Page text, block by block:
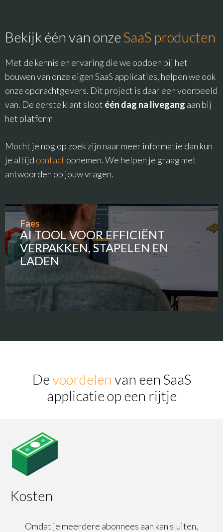
Bekijk één van onze SaaS producten
Met de kennis en ervaring die we opdoen bij het
bouwen van onze eigen SaaS applicaties, helpen we ook
onze opdrachtgevers. Dit project is daar een voorbeeld
van. De eerste klant sloot één dag na livegang aan bij
het platform
Mocht je nog op zoek zijn naar meer informatie dan kun
je altijd contact opnemen. We helpen je graag met
antwoorden op jouw vragen.
Faes
AI TOOL VOOR EFFICIËNT
VERPAKKEN, STAPELEN EN
LADEN
Devoordelen van een SaaS
applicatieop een rijtje
Kosten
Omdat je meerdere abonnees aan kan sluiten,